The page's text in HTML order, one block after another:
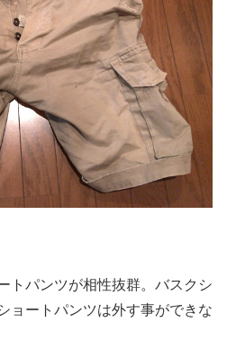
トパンツが相性抜群。 バスクシ
ョートパンツは外す事ができな